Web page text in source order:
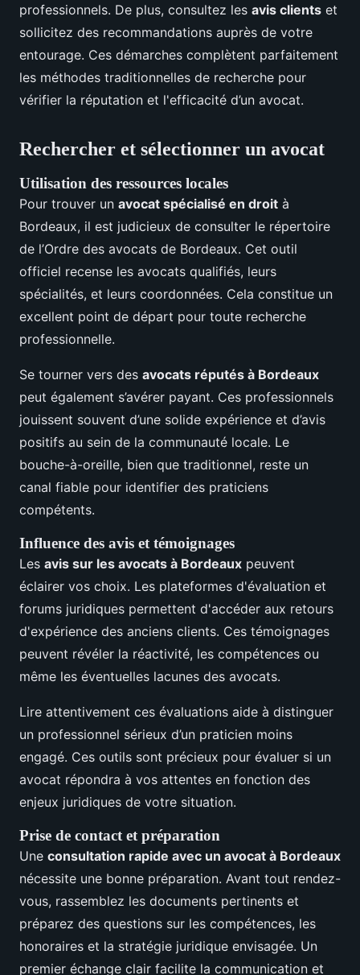
professionnels. De plus, consultez les avis clients et
sollicitez des recommandations auprès de votre
entourage. Ces démarches complètent parfaitement
les méthodes traditionnelles de recherche pour
vérifier la réputation et l'efficacité d’un avocat.
Rechercher et sélectionner un avocat
Utilisation des ressources locales
Pour trouver un avocat spécialisé en droit à
Bordeaux, il est judicieux de consulter le répertoire
de l’Ordre des avocats de Bordeaux. Cet outil
officiel recense les avocats qualifiés, leurs
spécialités, et leurs coordonnées. Cela constitue un
excellent point de départ pour toute recherche
professionnelle.
Se tourner vers des avocats réputés à Bordeaux
peut également s’avérer payant. Ces professionnels
jouissent souvent d’une solide expérience et d’avis
positifs au sein de la communauté locale. Le
bouche-à-oreille, bien que traditionnel, reste un
canal fiable pour identifier des praticiens
compétents.
Influence des avis et témoignages
Les avis sur les avocats à Bordeaux peuvent
éclairer vos choix. Les plateformes d'évaluation et
forums juridiques permettent d'accéder aux retours
d'expérience des anciens clients. Ces témoignages
peuvent révéler la réactivité, les compétences ou
même les éventuelles lacunes des avocats.
Lire attentivement ces évaluations aide à distinguer
un professionnel sérieux d’un praticien moins
engagé. Ces outils sont précieux pour évaluer si un
avocat répondra à vos attentes en fonction des
enjeux juridiques de votre situation.
Prise de contact et préparation
Une consultation rapide avec un avocat à Bordeaux
nécessite une bonne préparation. Avant tout rendez-
vous, rassemblez les documents pertinents et
préparez des questions sur les compétences, les
honoraires et la stratégie juridique envisagée. Un
premier échange clair facilite la communication et